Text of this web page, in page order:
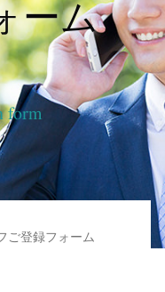
ーム
form
ご登録フォーム